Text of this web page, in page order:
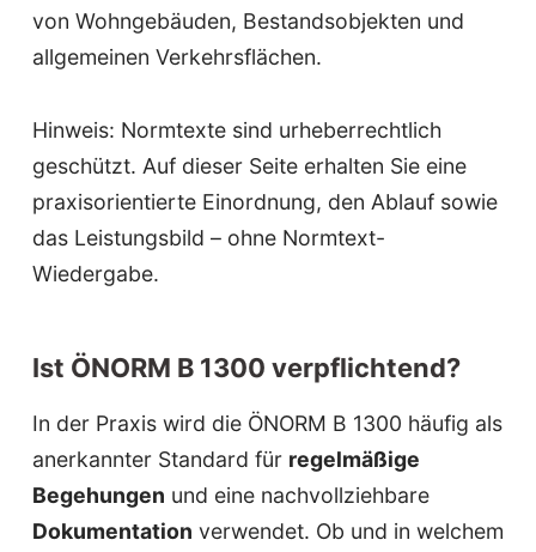
von Wohngebäuden, Bestandsobjekten und
allgemeinen Verkehrsflächen.
Hinweis: Normtexte sind urheberrechtlich
geschützt. Auf dieser Seite erhalten Sie eine
praxisorientierte Einordnung, den Ablauf sowie
das Leistungsbild – ohne Normtext-
Wiedergabe.
Ist ÖNORM B 1300 verpflichtend?
In der Praxis wird die ÖNORM B 1300 häufig als
anerkannter Standard für regelmäßige
Begehungen und eine nachvollziehbare
Dokumentation verwendet. Ob und in welchem